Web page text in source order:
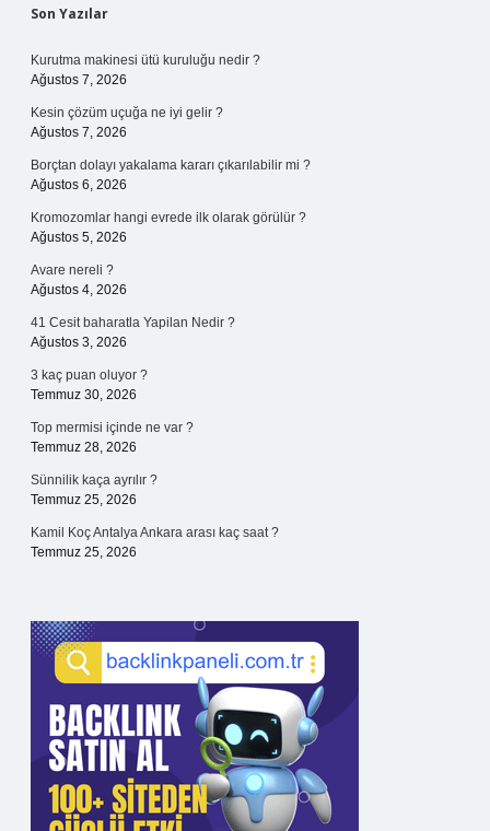
Sidebar
Son Yazılar
Kurutma makinesi ütü kuruluğu nedir ?
Ağustos 7, 2026
Kesin çözüm uçuğa ne iyi gelir ?
Ağustos 7, 2026
Borçtan dolayı yakalama kararı çıkarılabilir mi ?
Ağustos 6, 2026
Kromozomlar hangi evrede ilk olarak görülür ?
Ağustos 5, 2026
Avare nereli ?
Ağustos 4, 2026
41 Cesit baharatla Yapilan Nedir ?
Ağustos 3, 2026
3 kaç puan oluyor ?
Temmuz 30, 2026
Top mermisi içinde ne var ?
Temmuz 28, 2026
Sünnilik kaça ayrılır ?
Temmuz 25, 2026
Kamil Koç Antalya Ankara arası kaç saat ?
Temmuz 25, 2026